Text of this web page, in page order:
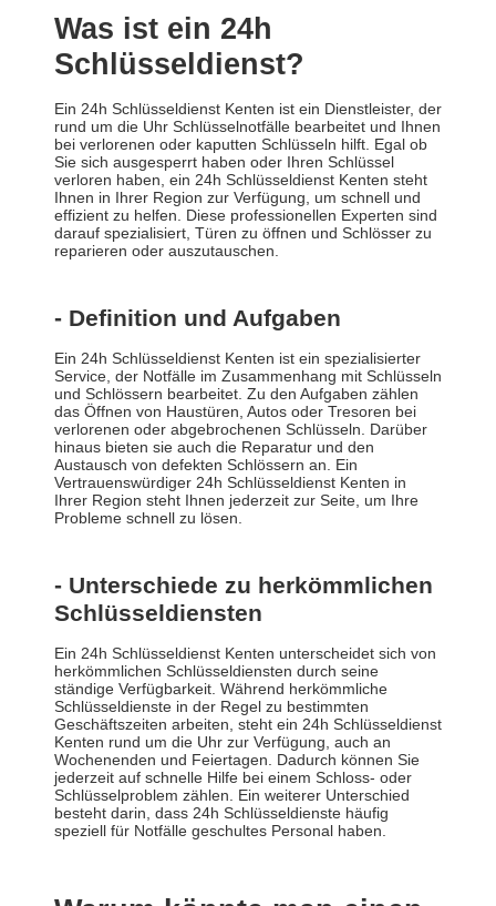
Was ist ein 24h
Schlüsseldienst?
Ein 24h Schlüsseldienst Kenten ist ein Dienstleister, der
rund um die Uhr Schlüsselnotfälle bearbeitet und Ihnen
bei verlorenen oder kaputten Schlüsseln hilft. Egal ob
Sie sich ausgesperrt haben oder Ihren Schlüssel
verloren haben, ein 24h Schlüsseldienst Kenten steht
Ihnen in Ihrer Region zur Verfügung, um schnell und
effizient zu helfen. Diese professionellen Experten sind
darauf spezialisiert, Türen zu öffnen und Schlösser zu
reparieren oder auszutauschen.
- Definition und Aufgaben
Ein 24h Schlüsseldienst Kenten ist ein spezialisierter
Service, der Notfälle im Zusammenhang mit Schlüsseln
und Schlössern bearbeitet. Zu den Aufgaben zählen
das Öffnen von Haustüren, Autos oder Tresoren bei
verlorenen oder abgebrochenen Schlüsseln. Darüber
hinaus bieten sie auch die Reparatur und den
Austausch von defekten Schlössern an. Ein
Vertrauenswürdiger 24h Schlüsseldienst Kenten in
Ihrer Region steht Ihnen jederzeit zur Seite, um Ihre
Probleme schnell zu lösen.
- Unterschiede zu herkömmlichen
Schlüsseldiensten
Ein 24h Schlüsseldienst Kenten unterscheidet sich von
herkömmlichen Schlüsseldiensten durch seine
ständige Verfügbarkeit. Während herkömmliche
Schlüsseldienste in der Regel zu bestimmten
Geschäftszeiten arbeiten, steht ein 24h Schlüsseldienst
Kenten rund um die Uhr zur Verfügung, auch an
Wochenenden und Feiertagen. Dadurch können Sie
jederzeit auf schnelle Hilfe bei einem Schloss- oder
Schlüsselproblem zählen. Ein weiterer Unterschied
besteht darin, dass 24h Schlüsseldienste häufig
speziell für Notfälle geschultes Personal haben.